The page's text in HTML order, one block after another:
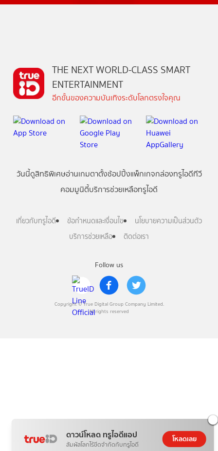
ดาวน์โหลด ทรูไอดีแอป
สัมผัสโลกไร้ขีดจำกัดกับทรูไอดี
โหลดเลย
Follow us
Copyright © True Digital Group Company Limited.
All rights reserved
THE NEXT WORLD-CLASS SMART
ENTERTAINMENT
อีกขั้นของความบันเทิงระดับโลกตรงใจคุณ
วันนี้ดูสิทธิพิเศษอ่านเกมตาตั้งช้อปปิ้งแพ็กเกจกล่องทรูไอดีทีวี
คอมมูนิตี้บริการช่วยเหลือทรูไอดี
เกี่ยวกับทรูไอดี ข้อกำหนดและเงื่อนไข
นโยบายความเป็นส่วนตัว
บริการช่วยเหลือ
ติดต่อเรา